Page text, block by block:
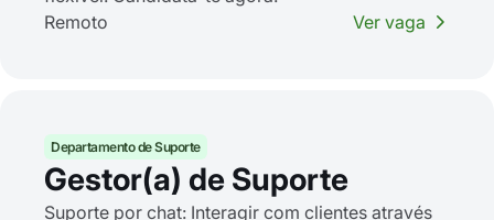
Remoto
Ver vaga
Gestor(a) de Suporte
Departamento de Suporte
Suporte por chat: Interagir com clientes através